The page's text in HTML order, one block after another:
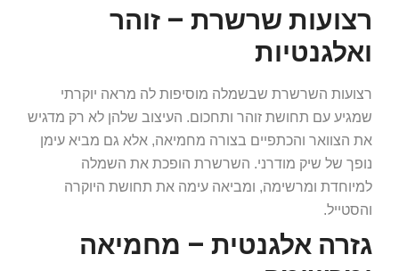
רצועות שרשרת – זוהר
ואלגנטיות
רצועות השרשרת שבשמלה מוסיפות לה מראה יוקרתי
שמגיע עם תחושת זוהר ותחכום. העיצוב שלהן לא רק מדגיש
את הצוואר והכתפיים בצורה מחמיאה, אלא גם מביא עימן
נופך של שיק מודרני. השרשרת הופכת את השמלה
למיוחדת ומרשימה, ומביאה עימה את תחושת היוקרה
והסטייל.
גזרה אלגנטית – מחמיאה